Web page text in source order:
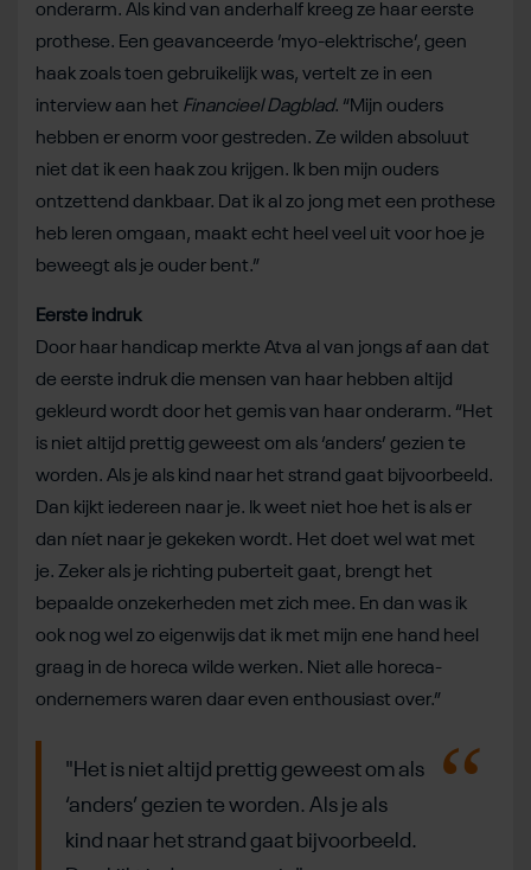
onderarm. Als kind van anderhalf kreeg ze haar eerste
prothese. Een geavanceerde ’myo-elektrische’, geen
haak zoals toen gebruikelijk was, vertelt ze in een
interview aan het Financieel Dagblad. “Mijn ouders
hebben er enorm voor gestreden. Ze wilden absoluut
niet dat ik een haak zou krijgen. Ik ben mijn ouders
ontzettend dankbaar. Dat ik al zo jong met een prothese
heb leren omgaan, maakt echt heel veel uit voor hoe je
beweegt als je ouder bent.”
Eerste indruk
Door haar handicap merkte Atva al van jongs af aan dat
de eerste indruk die mensen van haar hebben altijd
gekleurd wordt door het gemis van haar onderarm. “Het
is niet altijd prettig geweest om als ‘anders’ gezien te
worden. Als je als kind naar het strand gaat bijvoorbeeld.
Dan kijkt iedereen naar je. Ik weet niet hoe het is als er
dan níet naar je gekeken wordt. Het doet wel wat met
je. Zeker als je richting puberteit gaat, brengt het
bepaalde onzekerheden met zich mee. En dan was ik
ook nog wel zo eigenwijs dat ik met mijn ene hand heel
graag in de horeca wilde werken. Niet alle horeca-
ondernemers waren daar even enthousiast over.”
"Het is niet altijd prettig geweest om als
‘anders’ gezien te worden. Als je als
kind naar het strand gaat bijvoorbeeld.